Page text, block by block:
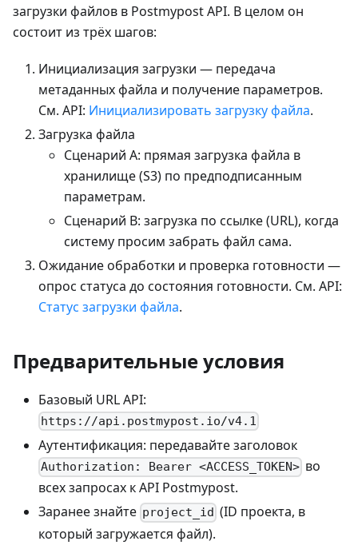
загрузки файлов в Postmypost API. В целом он
состоит из трёх шагов:
Инициализация загрузки — передача
метаданных файла и получение параметров.
См. API: Инициализировать загрузку файла.
Загрузка файла
Сценарий A: прямая загрузка файла в
хранилище (S3) по предподписанным
параметрам.
Сценарий B: загрузка по ссылке (URL), когда
систему просим забрать файл сама.
Ожидание обработки и проверка готовности —
опрос статуса до состояния готовности. См. API:
Статус загрузки файла.
Предварительные условия
Базовый URL API:
https://api.postmypost.io/v4.1
Аутентификация: передавайте заголовок
Authorization: Bearer <ACCESS_TOKEN> во
всех запросах к API Postmypost.
Заранее знайте project_id (ID проекта, в
который загружается файл).